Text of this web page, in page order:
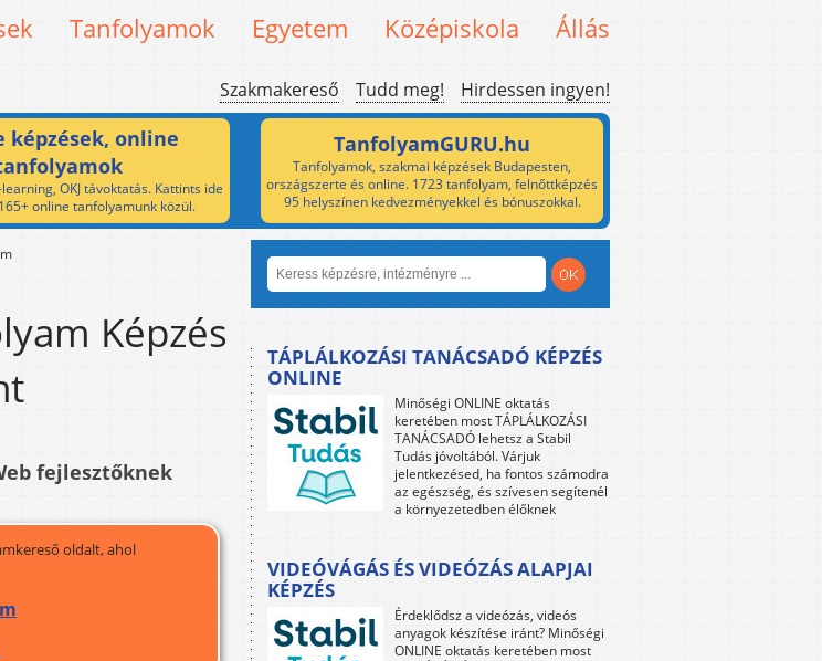
Tanfolyamok Egyetem Középiskola Állás
Szakmakereső Tudd meg! Hirdessen ingyen!
képzések, online
OKJ távoktatás. Kattints ide
online tanfolyamunk közül.
TanfolyamGURU.hu
Tanfolyamok, szakmai képzések Budapesten,
országszerte és online. 1723 tanfolyam, felnőttképzés
95 helyszínen kedvezményekkel és bónuszokkal.
Képzés
fejlesztőknek
oldalt, ahol
TÁPLÁLKOZÁSI TANÁCSADÓ KÉPZÉS
ONLINE
Minőségi ONLINE oktatás
keretében most TÁPLÁLKOZÁSI
TANÁCSADÓ lehetsz a Stabil
Tudás jóvoltából. Várjuk
jelentkezésed, ha fontos számodra
az egészség, és szívesen segítenél
a környezetedben élőknek
VIDEÓVÁGÁS ÉS VIDEÓZÁS ALAPJAI
KÉPZÉS
Érdeklődsz a videózás, videós
anyagok készítése iránt? Minőségi
ONLINE oktatás keretében most